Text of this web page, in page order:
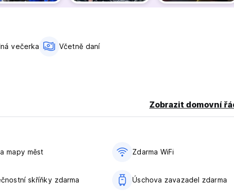
chováním nebo těm, které porušují pravidla ubytování.
večerka Včetně daní
Zobrazit domovní
mapy měst Zdarma WiFi
skříňky zdarma Úschova zavazadel zdarma